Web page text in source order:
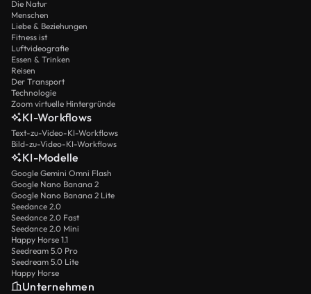
Die Natur
Menschen
Liebe & Beziehungen
Fitness ist
Luftvideografie
Essen & Trinken
Reisen
Der Transport
Technologie
Zoom virtuelle Hintergründe
KI-Workflows
Text-zu-Video-KI-Workflows
Bild-zu-Video-KI-Workflows
KI-Modelle
Google Gemini Omni Flash
Google Nano Banana 2
Google Nano Banana 2 Lite
Seedance 2.0
Seedance 2.0 Fast
Seedance 2.0 Mini
Happy Horse 1.1
Seedream 5.0 Pro
Seedream 5.0 Lite
Happy Horse
Unternehmen